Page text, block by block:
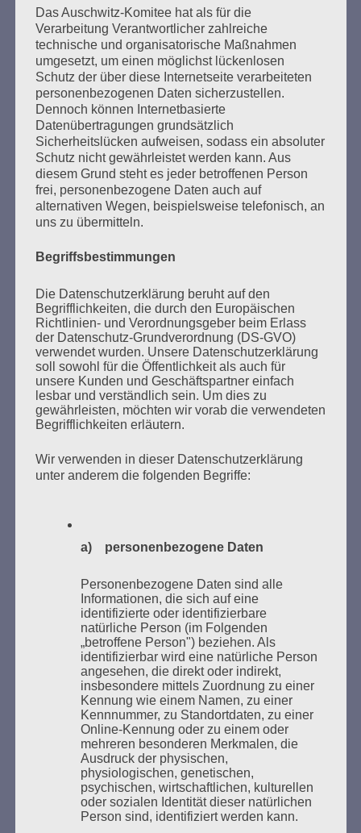
Beiträge
Den Faschismus an seiner Wurzel zu packen, ganz
frei und offen die Probleme anzusprechen, und
dennoch voller Respekt vor der Würde und Freiheit
der Anderen – das ist eine der großen Aufgaben, an
denen die Gesellschaft auf Gedeih und Verderb
nicht scheitern darf.
Esther Bejarano - 24. Januar 2021
SUCHEN
NACH:
MARATHONLESUNG AUS DEN
VERBRANNTEN BÜCHERN
Donnerstag, 21. Mai 2026, 11 – 18 Uhr
Zum 26. Mal gibt es eine Marathonlesung anlässlich
des Gedenkens an die Verbrennung von Büchern am
Kaifu-Ufer – genau an dem Ort, wo im Mai 1933 NS-
Studentenorganisationen und Burschenschaftler
Bücher verbrannten.
Weitere Informationen: lesezeichen-setzen.de
GEDENKEN UND ERINNERN BEGINNT IN
UNSERER NACHBARSCHAFT
Das Auschwitz-Komitee hat als für die
Verarbeitung Verantwortlicher zahlreiche
technische und organisatorische Maßnahmen
umgesetzt, um einen möglichst lückenlosen
Schutz der über diese Internetseite verarbeiteten
personenbezogenen Daten sicherzustellen.
Dennoch können Internetbasierte
Datenübertragungen grundsätzlich
Sicherheitslücken aufweisen, sodass ein absoluter
Schutz nicht gewährleistet werden kann. Aus
diesem Grund steht es jeder betroffenen Person
frei, personenbezogene Daten auch auf
alternativen Wegen, beispielsweise telefonisch, an
uns zu übermitteln.
Begriffsbestimmungen
Die Datenschutzerklärung beruht auf den
Begrifflichkeiten, die durch den Europäischen
Richtlinien- und Verordnungsgeber beim Erlass
der Datenschutz-Grundverordnung (DS-GVO)
verwendet wurden. Unsere Datenschutzerklärung
soll sowohl für die Öffentlichkeit als auch für
unsere Kunden und Geschäftspartner einfach
lesbar und verständlich sein. Um dies zu
gewährleisten, möchten wir vorab die verwendeten
Begrifflichkeiten erläutern.
Wir verwenden in dieser Datenschutzerklärung
unter anderem die folgenden Begriffe:
a) personenbezogene Daten
Personenbezogene Daten sind alle
Informationen, die sich auf eine
identifizierte oder identifizierbare
natürliche Person (im Folgenden
„betroffene Person") beziehen. Als
identifizierbar wird eine natürliche Person
angesehen, die direkt oder indirekt,
insbesondere mittels Zuordnung zu einer
Kennung wie einem Namen, zu einer
Kennnummer, zu Standortdaten, zu einer
Online-Kennung oder zu einem oder
mehreren besonderen Merkmalen, die
Ausdruck der physischen,
physiologischen, genetischen,
psychischen, wirtschaftlichen, kulturellen
oder sozialen Identität dieser natürlichen
Person sind, identifiziert werden kann.